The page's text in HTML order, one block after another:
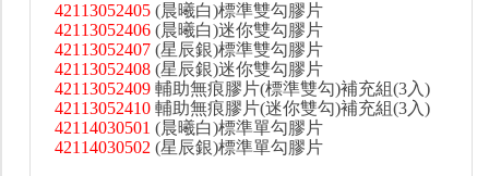
42113052405 (晨曦白)標準雙勾膠片
42113052406 (晨曦白)迷你雙勾膠片
42113052407 (星辰銀)標準雙勾膠片
42113052408 (星辰銀)迷你雙勾膠片
42113052409 輔助無痕膠片(標準雙勾)補充組(3入)
42113052410 輔助無痕膠片(迷你雙勾)補充組(3入)
42114030501 (晨曦白)標準單勾膠片
42114030502 (星辰銀)標準單勾膠片